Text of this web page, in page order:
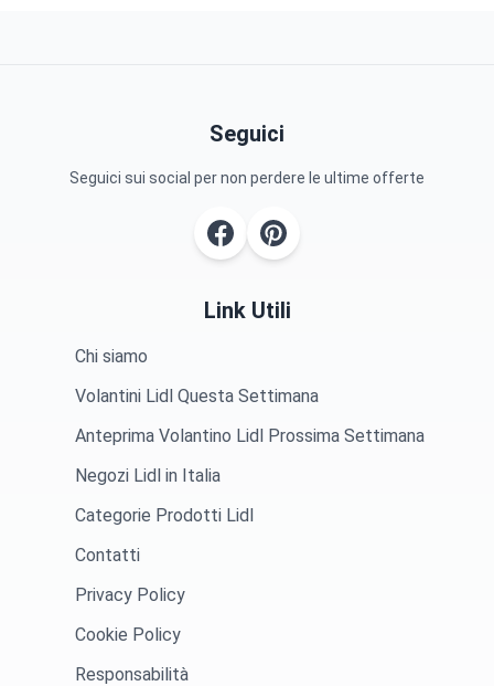
Seguici
Seguici sui social per non perdere le ultime offerte
Link Utili
Chi siamo
Volantini Lidl Questa Settimana
Anteprima Volantino Lidl Prossima Settimana
Negozi Lidl in Italia
Categorie Prodotti Lidl
Contatti
Privacy Policy
Cookie Policy
Responsabilità